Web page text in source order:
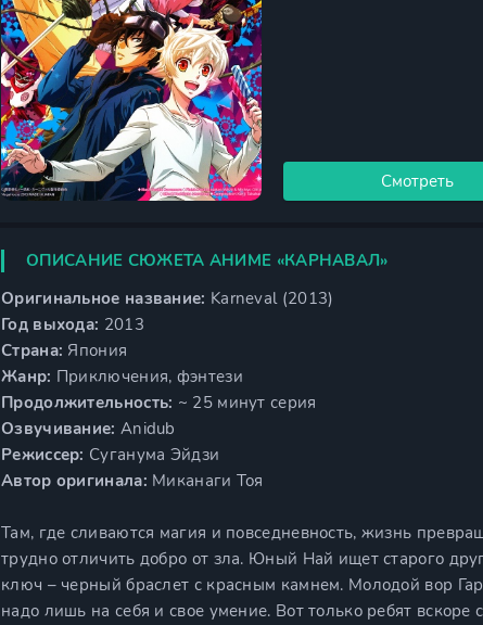
Смотреть
ОПИСАНИЕ СЮЖЕТА АНИМЕ «КАРНАВАЛ»
Оригинальное название: Karneval (2013)
Год выхода: 2013
Страна: Япония
Жанр: Приключения, фэнтези
Продолжительность: ~ 25 минут серия
Озвучивание: Anidub
Режиссер: Суганума Эйдзи
Автор оригинала: Миканаги Тоя
Там, где сливаются магия и повседневность, жизнь
трудно отличить добро от зла. Юный Най ищет старого
ключ – черный браслет с красным камнем. Молодой вор
надо лишь на себя и свое умение. Вот только ребят вскоре